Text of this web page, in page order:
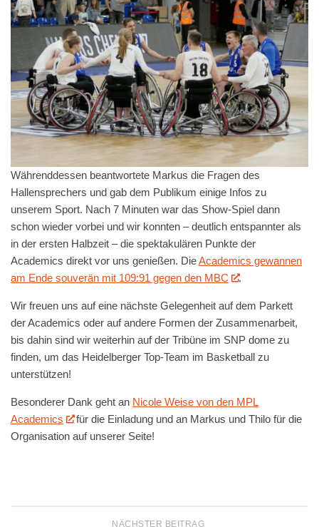
Währenddessen beantwortete Markus die Fragen des
Hallensprechers und gab dem Publikum einige Infos zu
unserem Sport. Nach 7 Minuten war das Show-Spiel dann
schon wieder vorbei und wir konnten – deutlich entspannter als
in der ersten Halbzeit – die spektakulären Punkte der
Academics direkt vor uns genießen. DieAcademics gewannen
am Ende souverän mit 109:91 gegen den MBC
.
Wir freuen uns auf eine nächste Gelegenheit auf dem Parkett
der Academics oder auf andere Formen der Zusammenarbeit,
bis dahin sind wir weiterhin auf der Tribüne im SNP dome zu
finden, um das Heidelberger Top-Team im Basketball zu
unterstützen!
Besonderer Dank geht an Nicole Weise von den MPL
Academics
für die Einladung und an Markus und Thilo für die
Organisation auf unserer Seite!
NÄCHSTER BEITRAG